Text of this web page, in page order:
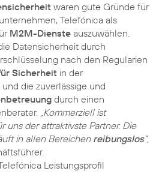
waren gute Gründe für
Telefónica als
M2M-Dienste auszuwählen.
Datensicherheit durch
nach den Regularien
Sicherheit in der
die zuverlässige und
durch einen
„Kommerziell ist
uns der attraktivste Partner. Die
in allen Bereichen reibungslos“,
Leistungsprofil